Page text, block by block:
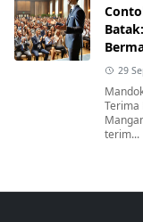
29
Terima
terim...